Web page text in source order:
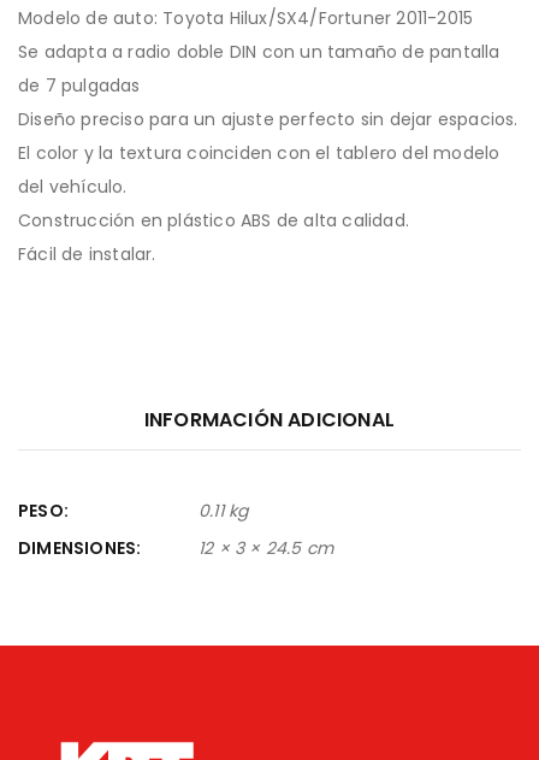
Modelo de auto: Toyota Hilux/SX4/Fortuner 2011-2015
Se adapta a radio doble DIN con un tamaño de pantalla
de 7 pulgadas
Diseño preciso para un ajuste perfecto sin dejar espacios.
El color y la textura coinciden con el tablero del modelo
del vehículo.
Construcción en plástico ABS de alta calidad.
Fácil de instalar.
INFORMACIÓN ADICIONAL
PESO
0.11 kg
DIMENSIONES
12 × 3 × 24.5 cm